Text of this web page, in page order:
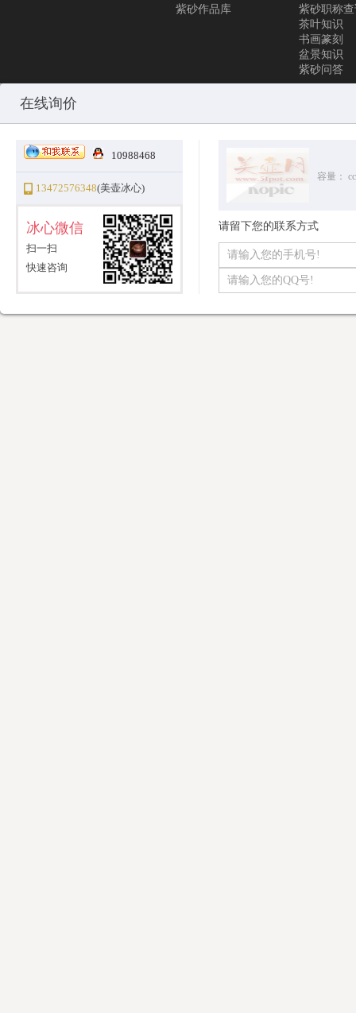
紫砂作品库
紫砂职称
茶叶知识
书画篆刻
盆景知识
紫砂问答
Copyright © 2010-2025 All Rights Reserved
在线询价
10988468
13472576348(美壶冰心)
冰心微信
扫一扫
快速咨询
容量： cc
请留下您的联系方式